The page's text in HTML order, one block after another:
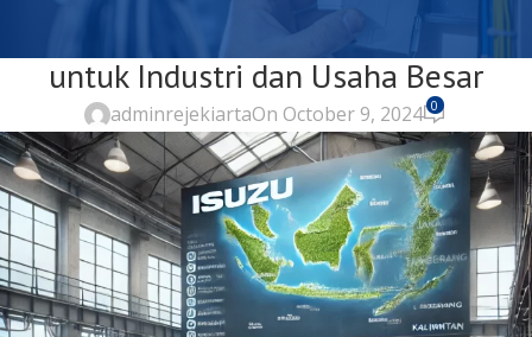
Kinerja Tangguh Genset Isuzu 50 kVA
untuk Industri dan Usaha Besar
adminrejekiartaOn October 9, 2024 0